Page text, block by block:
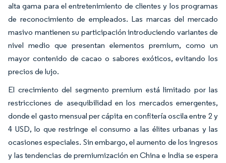
alta gama para el entretenimiento de clientes y los programas
de reconocimiento de empleados. Las marcas del mercado
masivo mantienen su participación introduciendo variantes de
nivel medio que presentan elementos premium, como un
mayor contenido de cacao o sabores exóticos, evitando los
precios de lujo.
El crecimiento del segmento premium está limitado por las
restricciones de asequibilidad en los mercados emergentes,
donde el gasto mensual per cápita en confitería oscila entre 2 y
4 USD, lo que restringe el consumo a las élites urbanas y las
ocasiones especiales. Sin embargo, el aumento de los ingresos
y las tendencias de premiumización en China e India se espera